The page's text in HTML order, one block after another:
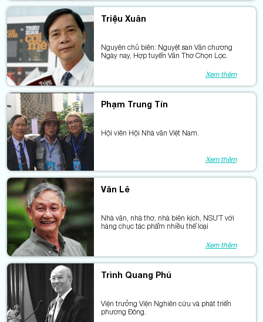
Triệu Xuân
Nguyên chủ biên: Nguyệt san Văn chương
Ngày nay, Hợp tuyển Văn Thơ Chọn Lọc.
Xem thêm
Phạm Trung Tín
Hội viên Hội Nhà văn Việt Nam.
Xem thêm
Văn Lê
Nhà văn, nhà thơ, nhà biên kịch, NSƯT với
hàng chục tác phẩm nhiều thể loại
Xem thêm
Trình Quang Phú
Viện trưởng Viện Nghiên cứu và phát triển
phương Đông.